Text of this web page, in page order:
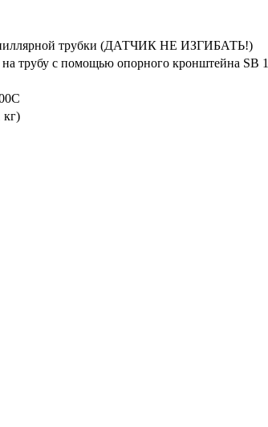
трубки (ДАТЧИК НЕ ИЗГИБАТЬ!)
трубу с помощью опорного кронштейна SB
кг)